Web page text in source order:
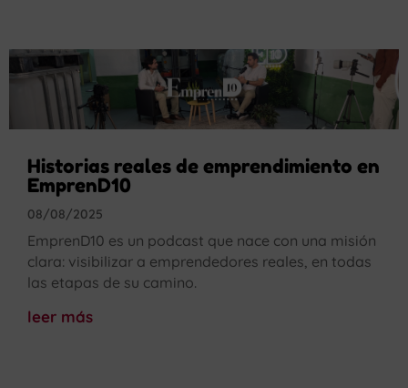
Historias reales de emprendimiento en
EmprenD10
08/08/2025
EmprenD10 es un podcast que nace con una misión
clara: visibilizar a emprendedores reales, en todas
las etapas de su camino.
leer más